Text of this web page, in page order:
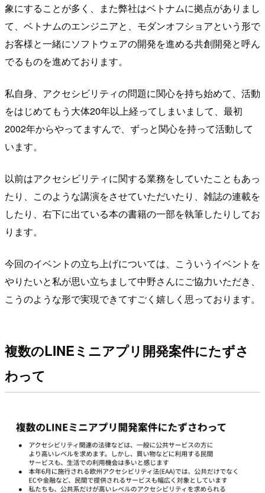
象にすることが多く、また弊社はベトナムに拠点がありまし
て、ベトナムのエンジニアと、モダンオフショアという形で
お客様と一緒にソフトウェアの開発を進める共創開発と呼ん
でるものを進めております。
私自身、アクセシビリティの問題に関心を持ち始めて、活動
をはじめてもう大体20年以上経ってしまいまして、最初
2002年からやってますんで、ずっと関心を持って活動して
います。
以前はアクセシビリティに関する業務をしていたこともあっ
たり、このような講演をさせていただいたり、雑誌の連載を
したり、右下に出ている本の書籍の一部を執筆したりしてお
ります。
今回のイベントの立ち上げについては、こういうイベントを
やりたいと私が思い立ちまして中野さんにご協力いただき、
こうのような形で実現できてすごく嬉しく思っております。
複数のLINEミニアプリ開発案件にたずさ
わって